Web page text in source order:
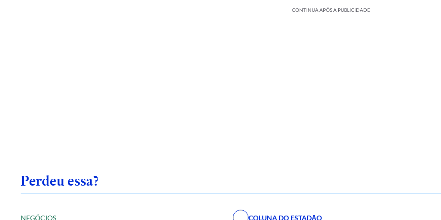
CONTINUA APÓS A PUBLICIDADE
Perdeu essa?
NEGÓCIOS COLUNA DO ESTADÃO